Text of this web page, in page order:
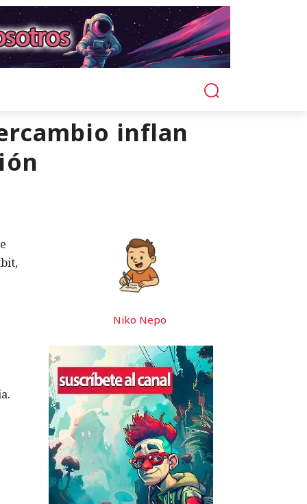
inflan
Niko Nepo